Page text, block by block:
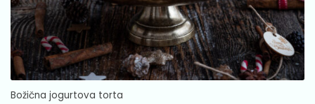
Božična jogurtova torta